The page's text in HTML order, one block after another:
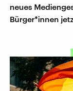
neues
Bürger*innen